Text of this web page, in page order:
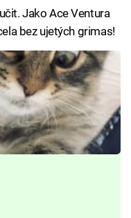
Jako Ace Ventura
bez ujetých grimas!